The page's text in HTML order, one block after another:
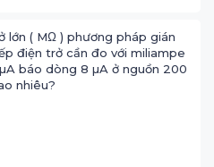
lớn ( MΩ ) phương pháp gián
điện trở cần đo với miliampe
báo dòng 8 µA ở nguồn 200
nhiêu?